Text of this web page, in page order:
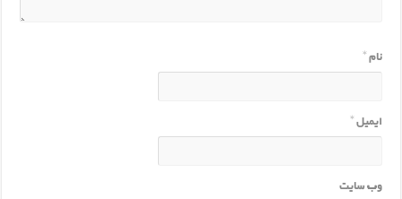
نام*
ایمیل*
وب‌ سایت